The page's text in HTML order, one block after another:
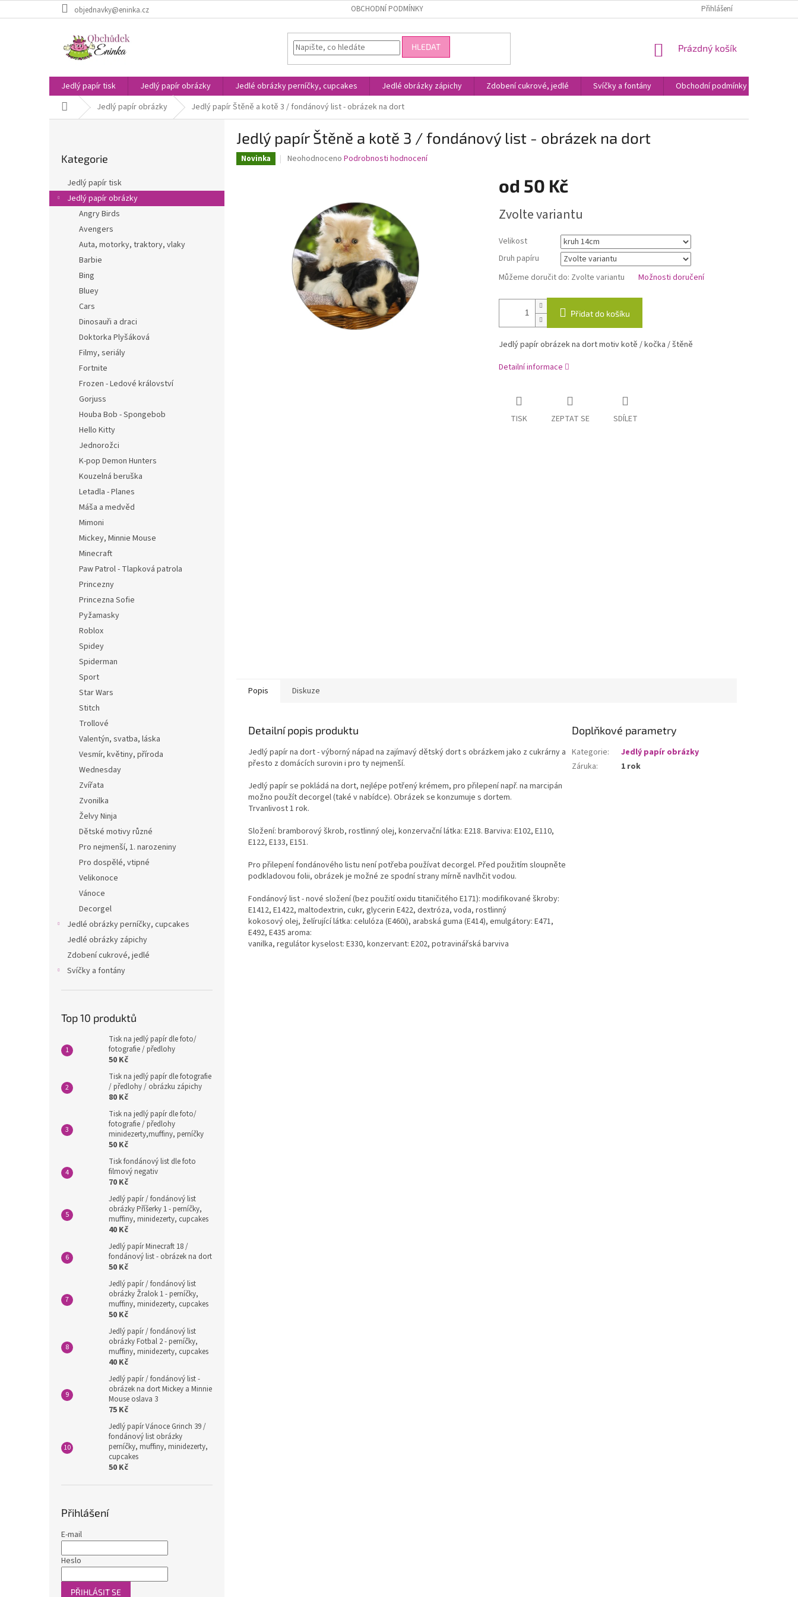
na
objednavky@eninka.cz OBCHODNÍ PODMÍNKY Přihlášení
HLEDAT
NÁKUPNÍ
Prázdný košík
Jedlý papír tisk Jedlý papír obrázky Jedlé obrázky perníčky, cupcakes Jedlé obrázky zápichy Zdobení cukrové, jedlé Svíčky a fontány Obchodní podmínky
Domů Jedlý papír obrázky Jedlý papír Štěně a kotě 3 / fondánový list - obrázek na dort
a
n
kategorie
Kategorie
Jedlý papír tisk
Jedlý papír obrázky
Angry Birds
Avengers
Auta, motorky, traktory, vlaky
Barbie
Bing
Bluey
Cars
Dinosauři a draci
Doktorka Plyšáková
Filmy, seriály
Fortnite
Frozen - Ledové království
Gorjuss
Houba Bob - Spongebob
Hello Kitty
Jednorožci
K-pop Demon Hunters
Kouzelná beruška
Letadla - Planes
Máša a medvěd
Mimoni
Mickey, Minnie Mouse
Minecraft
Paw Patrol - Tlapková patrola
Princezny
Princezna Sofie
Pyžamasky
Roblox
Spidey
Spiderman
Sport
Star Wars
Stitch
Trollové
Valentýn, svatba, láska
Vesmír, květiny, příroda
Wednesday
Zvířata
Zvonilka
Želvy Ninja
Dětské motivy různé
Pro nejmenší, 1. narozeniny
Pro dospělé, vtipné
Velikonoce
Vánoce
Decorgel
Jedlé obrázky perníčky, cupcakes
Jedlé obrázky zápichy
Zdobení cukrové, jedlé
Svíčky a fontány
Top 10 produktů
Tisk na jedlý papír dle foto/
fotografie / předlohy
50 Kč
Tisk na jedlý papír dle fotografie
/ předlohy / obrázku zápichy
80 Kč
Tisk na jedlý papír dle foto/
fotografie / předlohy
minidezerty,muffiny, perníčky
50 Kč
Tisk fondánový list dle foto
filmový negativ
70 Kč
Jedlý papír / fondánový list
obrázky Příšerky 1 - perníčky,
muffiny, minidezerty, cupcakes
40 Kč
Jedlý papír Minecraft 18 /
fondánový list - obrázek na dort
50 Kč
Jedlý papír / fondánový list
obrázky Žralok 1 - perníčky,
muffiny, minidezerty, cupcakes
50 Kč
Jedlý papír / fondánový list
obrázky Fotbal 2 - perníčky,
muffiny, minidezerty, cupcakes
40 Kč
Jedlý papír / fondánový list -
obrázek na dort Mickey a Minnie
Mouse oslava 3
75 Kč
Jedlý papír Vánoce Grinch 39 /
fondánový list obrázky
perníčky, muffiny, minidezerty,
cupcakes
50 Kč
Přihlášení
E-mail
Heslo
PŘIHLÁSIT SE
Jedlý papír Štěně a kotě 3 / fondánový list - obrázek na dort
Novinka
Průměrné
hvězdiček.
Neohodnoceno Podrobnosti hodnocení
od 50 Kč
cena:
Zvolte variantu
Velikost
Druh papíru
Můžeme doručit do: Zvolte variantu Možnosti doručení
Přidat do košíku
Jedlý papír obrázek na dort motiv kotě / kočka / štěně
Detailní informace
TISK ZEPTAT SE SDÍLET
Popis Diskuze
Detailní popis produktu
Jedlý papír na dort - výborný nápad na zajímavý dětský dort s obrázkem jako z cukrárny a
přesto z domácích surovin i pro ty nejmenší.
Jedlý papír se pokládá na dort, nejlépe potřený krémem, pro přilepení např. na marcipán
možno použít decorgel (také v nabídce). Obrázek se konzumuje s dortem.
Trvanlivost 1 rok.
Složení: bramborový škrob, rostlinný olej, konzervační látka: E218. Barviva: E102, E110,
E122, E133, E151.
Pro přilepení fondánového listu není potřeba používat decorgel. Před použitím sloupněte
podkladovou folii, obrázek je možné ze spodní strany mírně navlhčit vodou.
Fondánový list - nové složení (bez použití oxidu titaničitého E171): modifikované škroby:
E1412, E1422, maltodextrin, cukr, glycerin E422, dextróza, voda, rostlinný
kokosový olej, želírující látka: celulóza (E460i), arabská guma (E414), emulgátory: E471,
E492, E435 aroma:
vanilka, regulátor kyselost: E330, konzervant: E202, potravinářská barviva
Doplňkové parametry
Kategorie:
Jedlý papír obrázky
Záruka: 1 rok